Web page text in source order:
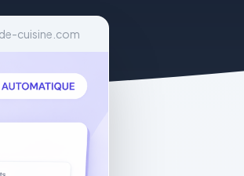
cuisine.com